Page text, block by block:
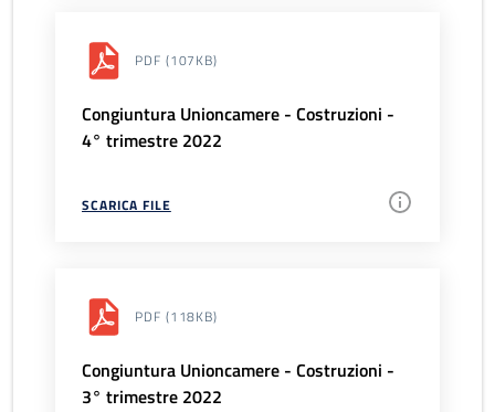
PDF (107KB)
Congiuntura Unioncamere - Costruzioni -
4° trimestre 2022
SCARICA FILE
PDF (118KB)
Congiuntura Unioncamere - Costruzioni -
3° trimestre 2022